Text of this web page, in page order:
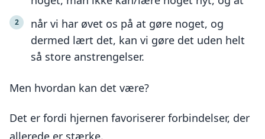
når vi har øvet os på at gøre noget, og
dermed lært det, kan vi gøre det uden helt
så store anstrengelser.
Men hvordan kan det være?
Det er fordi hjernen favoriserer forbindelser, der
allerede er stærke.